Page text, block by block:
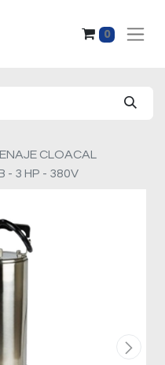
0
CLOACAL
- 3 HP - 380V